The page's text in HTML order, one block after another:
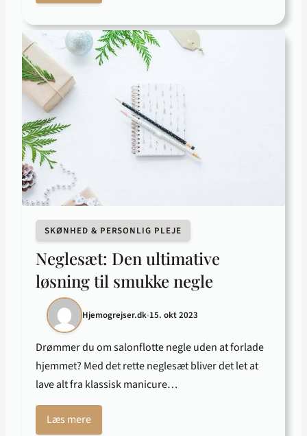
SKØNHED & PERSONLIG PLEJE
Neglesæt: Den ultimative
løsning til smukke negle
Hjemogrejser.dk•15. okt 2023
Drømmer du om salonflotte negle uden at forlade
hjemmet? Med det rette neglesæt bliver det let at
lave alt fra klassisk manicure…
Læs mere